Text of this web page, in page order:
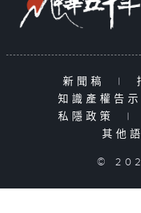
新聞稿 |
知識產權告示
私隱政策
|
其他
©